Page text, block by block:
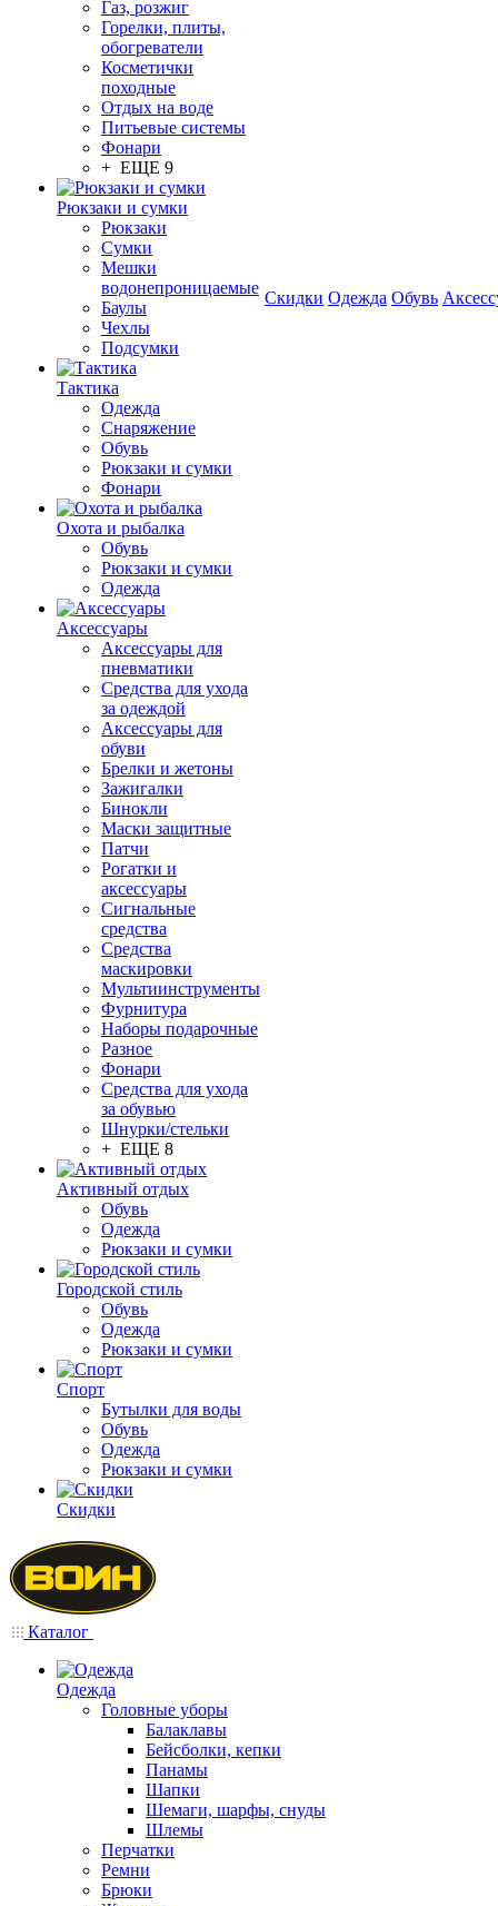
Газ, розжиг
Горелки, плиты,
обогреватели
Косметички
походные
Отдых на воде
Питьевые системы
Фонари
+ ЕЩЕ 9
Рюкзаки и сумки
Рюкзаки
Сумки
Мешки
водонепроницаемые
Баулы
Чехлы
Подсумки
Тактика
Одежда
Снаряжение
Обувь
Рюкзаки и сумки
Фонари
Охота и рыбалка
Обувь
Рюкзаки и сумки
Одежда
Аксессуары
Аксессуары для
пневматики
Средства для ухода
за одеждой
Аксессуары для
обуви
Брелки и жетоны
Зажигалки
Бинокли
Маски защитные
Патчи
Рогатки и
аксессуары
Сигнальные
средства
Средства
маскировки
Мультиинструменты
Фурнитура
Наборы подарочные
Разное
Фонари
Средства для ухода
за обувью
Шнурки/стельки
+ ЕЩЕ 8
Активный отдых
Обувь
Одежда
Рюкзаки и сумки
Городской стиль
Обувь
Одежда
Рюкзаки и сумки
Спорт
Бутылки для воды
Обувь
Одежда
Рюкзаки и сумки
Скидки
Скидки Одежда Обувь
Каталог
Одежда
Головные уборы
Балаклавы
Бейсболки, кепки
Панамы
Шапки
Шемаги, шарфы, снуды
Шлемы
Перчатки
Ремни
Брюки